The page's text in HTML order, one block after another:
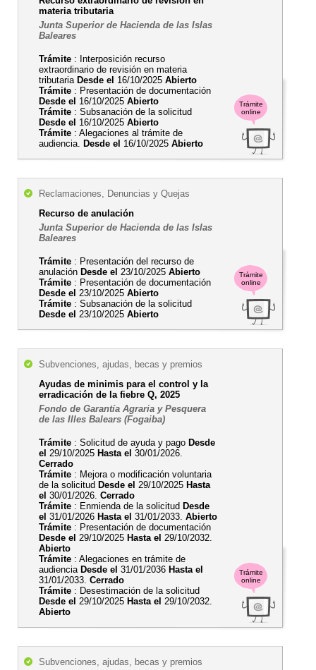
Trámite
online
materia tributaria
Junta Superior de Hacienda de las Islas
Baleares
Trámite : Interposición recurso
extraordinario de revisión en materia
tributaria Desde el 16/10/2025 Abierto
Trámite : Presentación de documentación
Desde el 16/10/2025 Abierto
Trámite : Subsanación de la solicitud
Desde el 16/10/2025 Abierto
Trámite : Alegaciones al trámite de
audiencia. Desde el 16/10/2025 Abierto
Trámite
online
Reclamaciones, Denuncias y Quejas
Recurso de anulación
Junta Superior de Hacienda de las Islas
Baleares
Trámite : Presentación del recurso de
anulación Desde el 23/10/2025 Abierto
Trámite : Presentación de documentación
Desde el 23/10/2025 Abierto
Trámite : Subsanación de la solicitud
Desde el 23/10/2025 Abierto
Trámite
online
Subvenciones, ajudas, becas y premios
Ayudas de minimis para el control y la
erradicación de la fiebre Q, 2025
Fondo de Garantía Agraria y Pesquera
de las Illes Balears (Fogaiba)
Trámite : Solicitud de ayuda y pago Desde
el 29/10/2025 Hasta el 30/01/2026.
Cerrado
Trámite : Mejora o modificación voluntaria
de la solicitud Desde el 29/10/2025 Hasta
el 30/01/2026. Cerrado
Trámite : Enmienda de la solicitud Desde
el 31/01/2026 Hasta el 31/01/2033. Abierto
Trámite : Presentación de documentación
Desde el 29/10/2025 Hasta el 29/10/2032.
Abierto
Trámite : Alegaciones en trámite de
audiencia Desde el 31/01/2036 Hasta el
31/01/2033. Cerrado
Trámite : Desestimación de la solicitud
Desde el 29/10/2025 Hasta el 29/10/2032.
Abierto
Subvenciones, ajudas, becas y premios